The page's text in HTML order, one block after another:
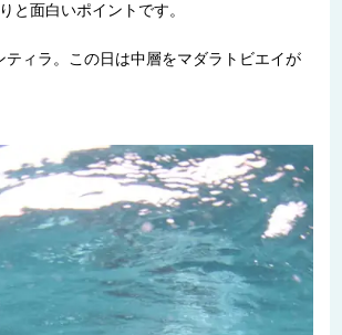
と面白いポイントです。
ティラ。この日は中層をマダラトビエイが